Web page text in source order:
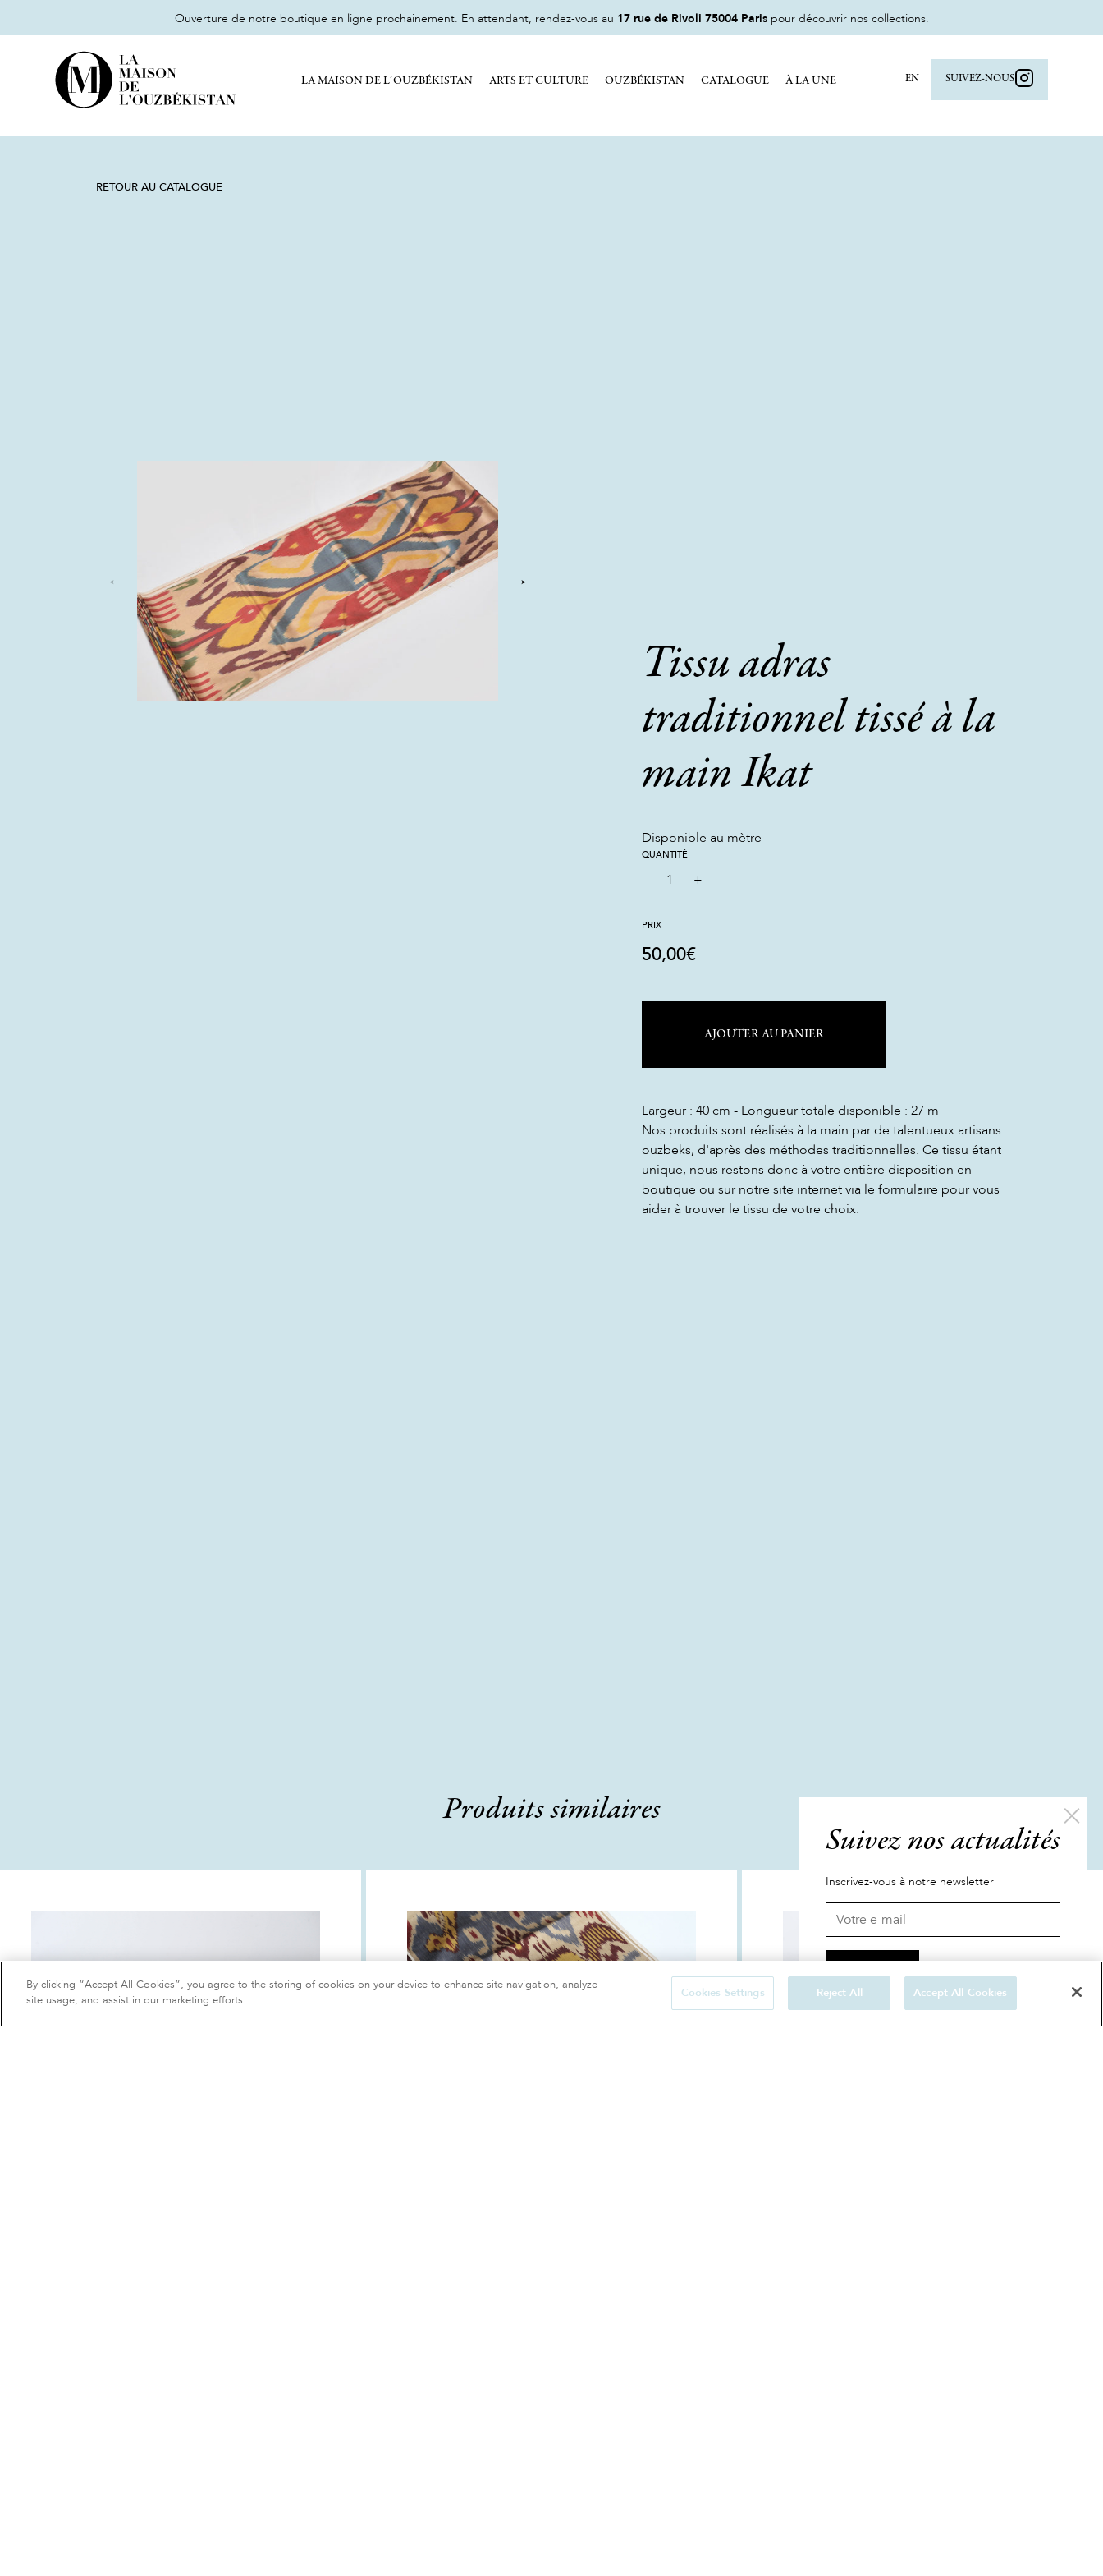
Suivez nos actualités
Inscrivez-vous à notre newsletter
Ouverture de notre boutique en ligne prochainement. En attendant, rendez-vous au 17 rue de Rivoli 75004 Parispour découvrir nos collections.
LA MAISON DE L’OUZBÉKISTAN ARTS ET CULTURE OUZBÉKISTAN CATALOGUE À LA UNE EN SUIVEZ-NOUS
RETOUR AU CATALOGUE
Tissu adras
traditionnel tissé à la
main Ikat
Disponible au mètre
QUANTITÉ
- 1 +
PRIX
50,00€
AJOUTER AU PANIER
Largeur : 40 cm - Longueur totale disponible : 27 m
Nos produits sont réalisés à la main par de talentueux artisans
ouzbeks, d'après des méthodes traditionnelles. Ce tissu étant
unique, nous restons donc à votre entière disposition en
boutique ou sur notre site internet via le formulaire pour vous
aider à trouver le tissu de votre choix.
Produits similaires
By clicking “Accept All Cookies”, you agree to the storing of cookies on your device to enhance site navigation, analyze
site usage, and assist in our marketing efforts.
Cookies Settings Reject All Accept All Cookies